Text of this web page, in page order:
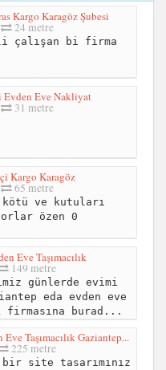
Kargo Karagöz Şubesi
24 metre
çalışan bi firma
Evden Eve Nakliyat
31 metre
Kargo Karagöz
65 metre
ve kutuları
özen 0
Eve Taşımacılık
149 metre
günlerde evimi
eda evden eve
firmasına burad...
Taşımacılık Gaziantep...
225 metre
bir site tasarımınız